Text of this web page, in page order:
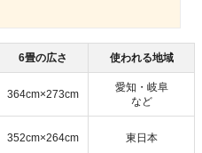
6畳の広さ 使われる地域
364cm×273cm
愛知・岐阜
など
352cm×264cm 東日本